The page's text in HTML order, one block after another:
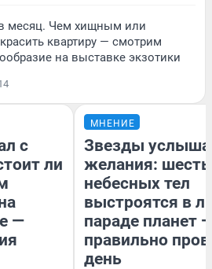
месяц. Чем хищным или
квартиру — смотрим
на выставке экзотики
с
ли
—
МНЕНИЕ
Звезды
желания: шесть
небесных тел
выстроятся в
параде планет
правильно
день